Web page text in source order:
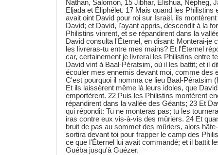
Nathan, Salomon, 15 Jibhar, Élishua, Népheg,
Eljada et Éliphélet. 17 Mais quand les Philistins
avait oint David pour roi sur Israël, ils
David; et David, l'ayant appris, descendit à la
Philistins vinrent, et se répandirent dans la
David consulta l'Éternel, en disant: Monterai-je
les livreras-tu entre mes mains? Et l'Éternel
car, certainement je livrerai les Philistins entre
David vint à Baal-Pératsim, où il les battit; et il
écouler mes ennemis devant moi, comme des
C'est pourquoi il nomma ce lieu Baal-Pératsim
Et ils laissèrent même là leurs idoles, que
emportèrent. 22 Puis les Philistins montèrent
répandirent dans la vallée des Géants; 23 Et
qui répondit: Tu ne monteras pas; tu les
iras contre eux vis-à-vis des mûriers. 24 Et
bruit de pas au sommet des mûriers, alors
sortira devant toi pour frapper le camp des
ce que l'Éternel lui avait commandé; et il battit
Guéba jusqu'à Guézer.